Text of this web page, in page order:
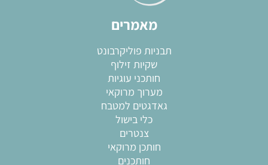
מאמרים
תבניות פוליקרבונט
שקיות זילוף
חותכני עוגיות
מערוך מרוקאי
גאדגטים למטבח
כלי בישול
צנטרים
חותכן מרוקאי
חותכנים